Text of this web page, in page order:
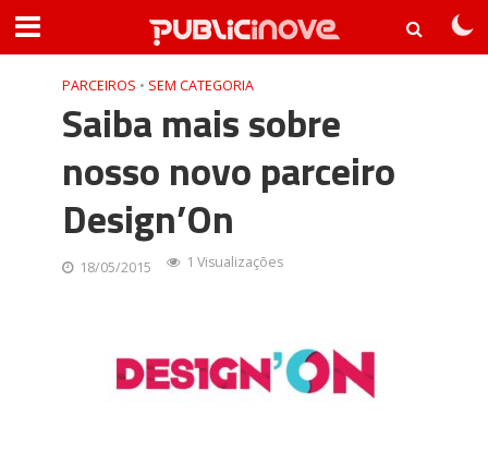
PARCEIROS • SEM CATEGORIA
Saiba mais sobre
nosso novo parceiro
Design’On
18/05/2015 1 Visualizações